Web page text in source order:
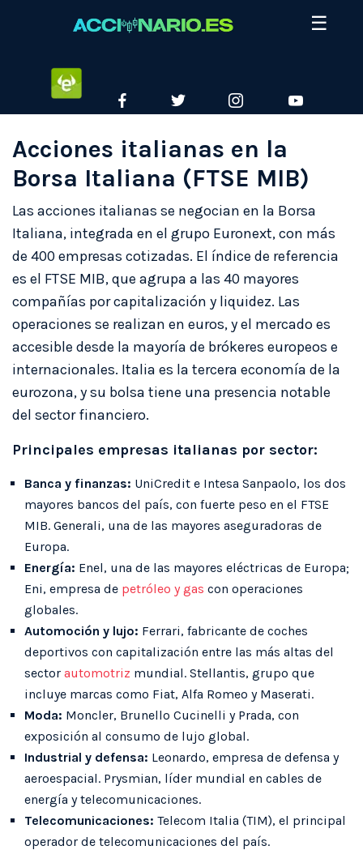
☰
Acciones italianas en la
Borsa Italiana (FTSE MIB)
Las acciones italianas se negocian en la Borsa
Italiana, integrada en el grupo Euronext, con más
de 400 empresas cotizadas. El índice de referencia
es el FTSE MIB, que agrupa a las 40 mayores
compañías por capitalización y liquidez. Las
operaciones se realizan en euros, y el mercado es
accesible desde la mayoría de brókeres europeos e
internacionales. Italia es la tercera economía de la
eurozona, y su bolsa tiene una presencia notable
del sector financiero.
Principales empresas italianas por sector:
Banca y finanzas: UniCredit e Intesa Sanpaolo, los dos
mayores bancos del país, con fuerte peso en el FTSE
MIB. Generali, una de las mayores aseguradoras de
Europa.
Energía: Enel, una de las mayores eléctricas de Europa;
Eni, empresa de petróleo y gas con operaciones
globales.
Automoción y lujo: Ferrari, fabricante de coches
deportivos con capitalización entre las más altas del
sector automotriz mundial. Stellantis, grupo que
incluye marcas como Fiat, Alfa Romeo y Maserati.
Moda: Moncler, Brunello Cucinelli y Prada, con
exposición al consumo de lujo global.
Industrial y defensa: Leonardo, empresa de defensa y
aeroespacial. Prysmian, líder mundial en cables de
energía y telecomunicaciones.
Telecomunicaciones: Telecom Italia (TIM), el principal
operador de telecomunicaciones del país.